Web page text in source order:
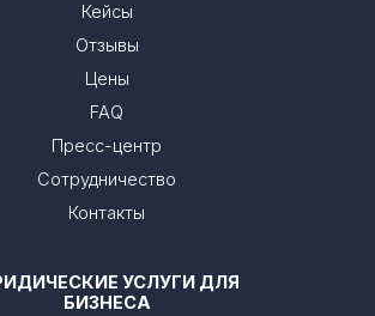
Кейсы
Отзывы
Цены
FAQ
Пресс-центр
Сотрудничество
Контакты
УСЛУГИ ДЛЯ
БИЗНЕСА